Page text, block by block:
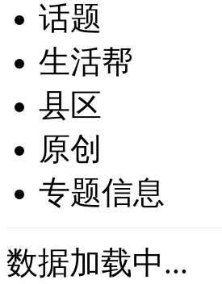
话题
生活帮
县区
原创
专题信息
数据加载中...